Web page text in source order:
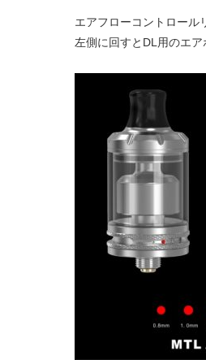
エアフローコントロール
左側に回すとDL用のエア